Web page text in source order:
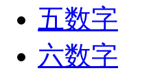
五数字
六数字